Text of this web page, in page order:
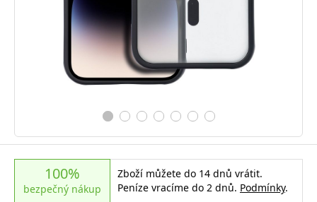
100%
bezpečný nákup
Zboží můžete do 14 dnů vrátit.
Peníze vracíme do 2 dnů. Podmínky.